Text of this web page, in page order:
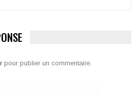
pour publier un commentaire.